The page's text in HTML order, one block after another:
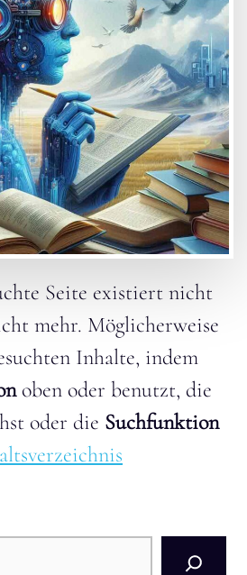
Seite existiert nicht
mehr. Möglicherweise
Inhalte, indem
oben oder benutzt, die
oder die Suchfunktion